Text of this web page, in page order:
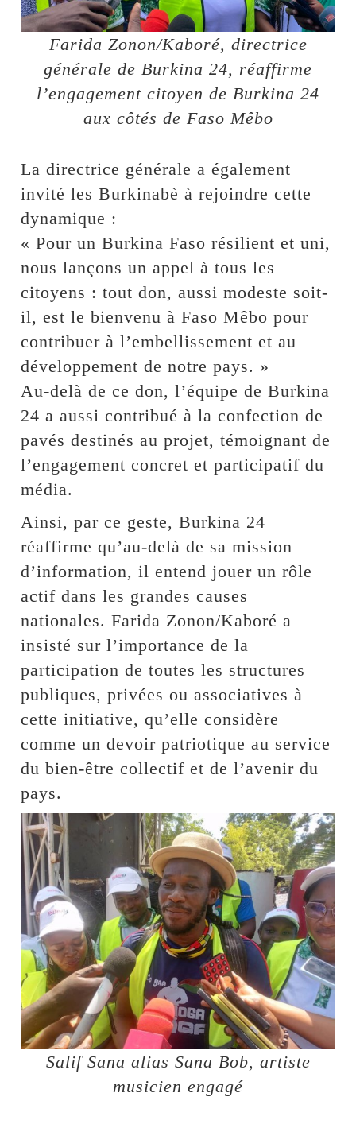
Farida Zonon/Kaboré, directrice
générale de Burkina 24, réaffirme
l’engagement citoyen de Burkina 24
aux côtés de Faso Mêbo
La directrice générale a également
invité les Burkinabè à rejoindre cette
dynamique :
« Pour un Burkina Faso résilient et uni,
nous lançons un appel à tous les
citoyens : tout don, aussi modeste soit-
il, est le bienvenu à Faso Mêbo pour
contribuer à l’embellissement et au
développement de notre pays. »
Au-delà de ce don, l’équipe de Burkina
24 a aussi contribué à la confection de
pavés destinés au projet, témoignant de
l’engagement concret et participatif du
média.
Ainsi, par ce geste, Burkina 24
réaffirme qu’au-delà de sa mission
d’information, il entend jouer un rôle
actif dans les grandes causes
nationales. Farida Zonon/Kaboré a
insisté sur l’importance de la
participation de toutes les structures
publiques, privées ou associatives à
cette initiative, qu’elle considère
comme un devoir patriotique au service
du bien-être collectif et de l’avenir du
pays.
Salif Sana alias Sana Bob, artiste
musicien engagé